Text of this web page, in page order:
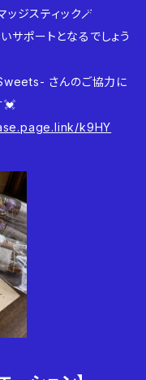
ジスティック🪄
サポートとなるでしょう
さんのご協力に
💓
k9HY